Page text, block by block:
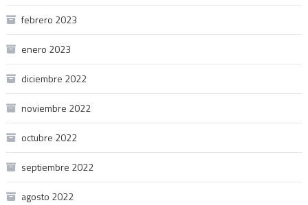
febrero 2023
enero 2023
diciembre 2022
noviembre 2022
octubre 2022
septiembre 2022
agosto 2022